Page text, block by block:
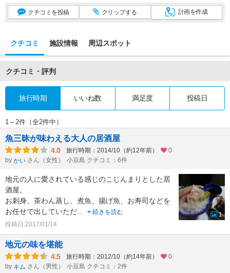
クチコミ を投稿 クリップする 計画を作成
クチコミ 施設情報 周辺スポット
クチコミ・評判
旅行時期 いいね数 満足度 投稿日
1～2件（全2件中）
魚三昧が味わえる大人の居酒屋
4.0 旅行時期：2014/10（約12年前）
0
by かい さん（女性） 小豆島 クチコミ：6件
地元の人に愛されている感じのこじんまりとした居
酒屋。
お刺身、茶わん蒸し、煮魚、揚げ魚、お寿司などを
お任せで出していただ...
続きを読む
投稿日:2017/01/14
1
地元の味を堪能
4.5 旅行時期：2012/10（約14年前）
0
by キム さん（男性） 小豆島 クチコミ：2件